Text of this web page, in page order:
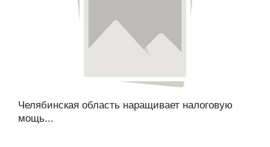
Челябинская область наращивает налоговую
мощь...